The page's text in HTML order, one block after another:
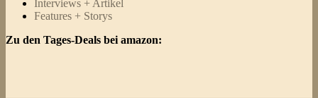
Interviews + Artikel
Features + Storys
Zu den Tages-Deals bei amazon: